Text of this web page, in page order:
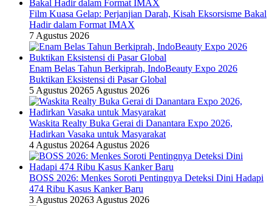
Film Kuasa Gelap: Perjanjian Darah, Kisah Eksorsisme Bakal
Hadir dalam Format IMAX
7 Agustus 2026
Enam Belas Tahun Berkiprah, IndoBeauty Expo 2026
Buktikan Eksistensi di Pasar Global
5 Agustus 20265 Agustus 2026
Waskita Realty Buka Gerai di Danantara Expo 2026,
Hadirkan Vasaka untuk Masyarakat
4 Agustus 20264 Agustus 2026
BOSS 2026: Menkes Soroti Pentingnya Deteksi Dini Hadapi
474 Ribu Kasus Kanker Baru
3 Agustus 20263 Agustus 2026